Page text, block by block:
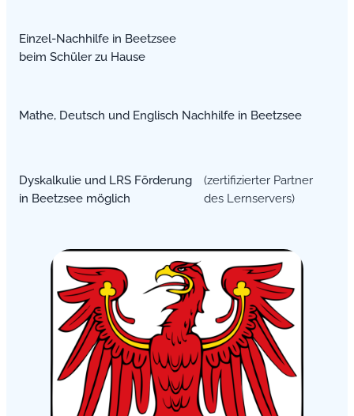
Einzel-Nachhilfe in Beetzsee
beim Schüler zu Hause
Mathe, Deutsch und Englisch Nachhilfe in Beetzsee
Dyskalkulie und LRS Förderung
in Beetzsee möglich
(zertifizierter Partner
des Lernservers)